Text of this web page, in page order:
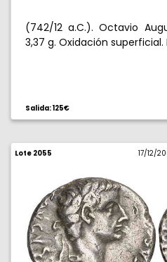
(742/12 a.C.). Octavio
3,37 g. Oxidación
Salida: 125€
Lote 2055 17/12/